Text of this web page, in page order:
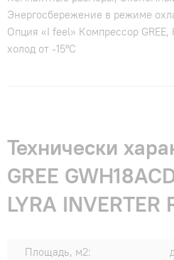
Энергосбережение в режиме
Опция «I feel» Компрессор
холод от -15°С
Технически
GREE
LYRA INVERTER
Площадь, м2: